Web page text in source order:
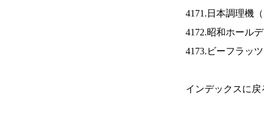
4171.日本調理機（
4172.昭和ホール
4173.ビーフラッ
インデックスに戻